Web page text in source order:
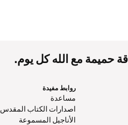
حميمة مع الله كل يوم.
روابط مفيدة
مساعدة
اصدارات الكتاب المقدس
الأناجيل المسموعة